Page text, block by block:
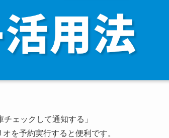
ェックして通知する」
を予約実行すると便利です。